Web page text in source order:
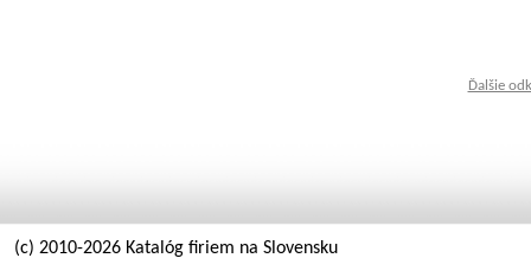
Ďalšie
(c) 2010-2026 Katalóg firiem na Slovensku